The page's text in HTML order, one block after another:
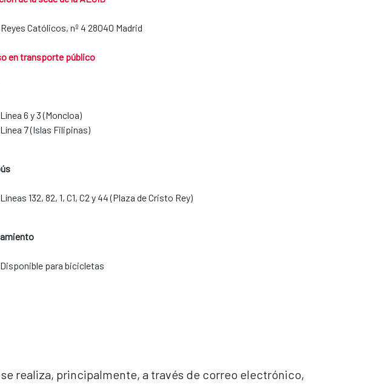
Católicos, nº 4 28040 Madrid
en transporte público
Línea 6 y 3 (Moncloa)
Línea 7 (Islas Filipinas)
Líneas 132, 82, 1, C1, C2 y 44 (Plaza de Cristo Rey)
​​​​​​​Disponible para bicicletas
realiza, principalmente, a través de correo electrónico,